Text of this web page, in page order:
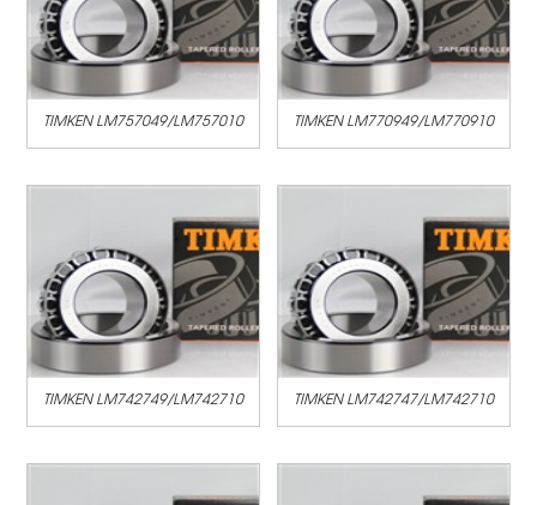
TIMKEN LM757049/LM757010 TIMKEN LM770949/LM770910
TIMKEN LM742749/LM742710 TIMKEN LM742747/LM742710